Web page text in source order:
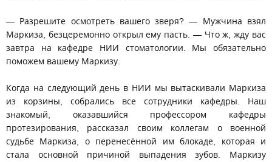
— Разрешите осмотреть вашего зверя? — Мужчина взял
Маркиза, безцеремонно открыл ему пасть. — Что ж, жду вас
завтра на кафедре НИИ стоматологии. Мы обязательно
поможем вашему Маркизу.
Когда на следующий день в НИИ мы вытаскивали Маркиза
из корзины, собрались все сотрудники кафедры. Наш
знакомый, оказавшийся профессором кафедры
протезирования, рассказал своим коллегам о военной
судьбе Маркиза, о перенесённой им блокаде, которая и
стала основной причиной выпадения зубов. Маркизу